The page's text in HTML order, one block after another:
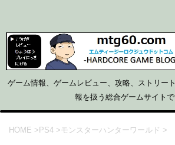
ゲーム情報、ゲームレビュー、攻略、ストリー
報を扱う総合ゲームサイトで
HOME >PS4 >モンスターハンターワールド >